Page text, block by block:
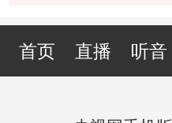
首页 直播 听音